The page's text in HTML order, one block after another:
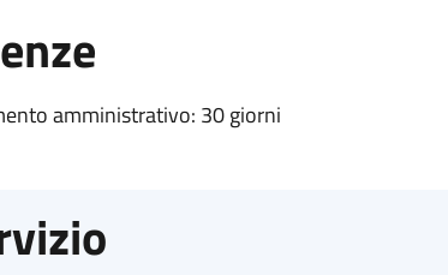
amministrativo: 30 giorni